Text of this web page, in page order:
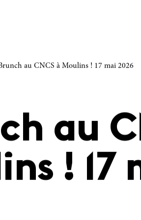
au CNCS à Moulins ! 17 mai 2026
au
! 17